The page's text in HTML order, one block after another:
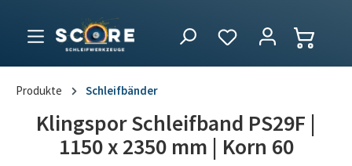
Produkte Schleifbänder
Klingspor Schleifband PS29F |
1150 x 2350 mm | Korn 60